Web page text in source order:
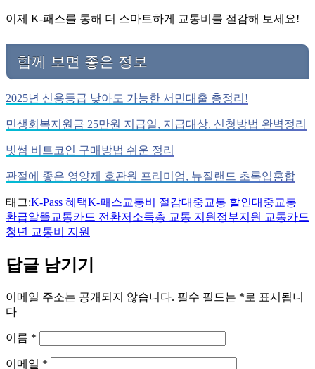
이제 K-패스를 통해 더 스마트하게 교통비를 절감해 보세요!
함께 보면 좋은 정보
2025년 신용등급 낮아도 가능한 서민대출 총정리!
민생회복지원금 25만원 지급일, 지급대상, 신청방법 완벽정리
빗썸 비트코인 구매방법 쉬운 정리
관절에 좋은 영양제 호관원 프리미엄, 뉴질랜드 초록입홍합
태그:K-Pass 혜택K-패스교통비 절감대중교통 할인대중교통
환급알뜰교통카드 전환저소득층 교통 지원 정부지원 교통카드
청년 교통비 지원
답글 남기기
이메일 주소는 공개되지 않습니다. 필수 필드는 *로 표시됩니
다
이름 *
이메일 *